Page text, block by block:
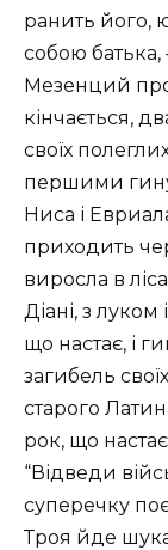
ранить його,
собою
Мезенций
кінчається,
своїх
першими
Ниса і
приходить
виросла в
Діані, з луком
що настає, і
загибель
старого
рок, що
“Відведи
суперечку
Троя йде